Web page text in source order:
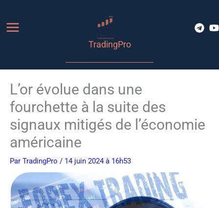
contenu
TradingPro
L’or évolue dans une
fourchette à la suite des
signaux mitigés de l’économie
américaine
Par TradingPro / 14 juin 2024 à 16h53